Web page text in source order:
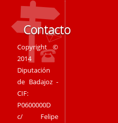
Contacto
Copyright ©
2014
Diputación
de Badajoz -
CIF:
P0600000D
c/ Felipe